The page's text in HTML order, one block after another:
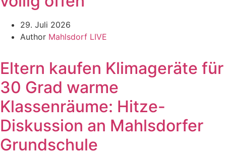
29. Juli 2026
Author Mahlsdorf LIVE
Eltern kaufen Klimageräte für
30 Grad warme
Klassenräume: Hitze-
Diskussion an Mahlsdorfer
Grundschule